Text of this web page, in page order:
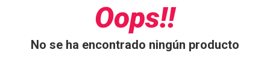
Oops!!
No se ha encontrado ningún producto